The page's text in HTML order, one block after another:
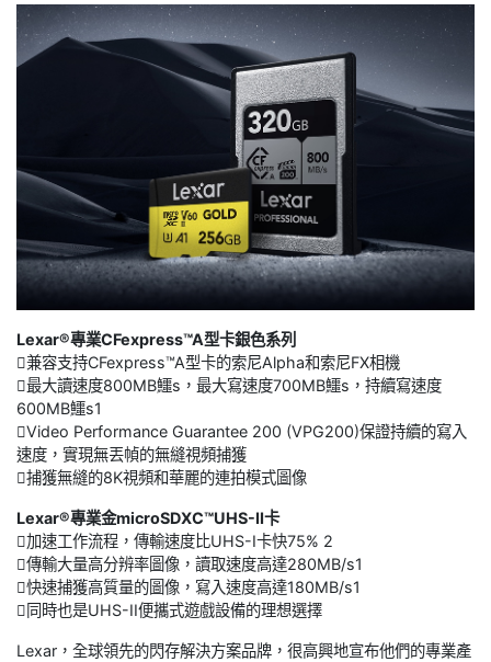
Lexar®專業CFexpress™A型卡銀色系列
兼容支持CFexpress™A型卡的索尼Alpha和索尼FX相機
最大讀速度800MB鱷s，最大寫速度700MB鱷s，持續寫速度
600MB鱷s1
Video Performance Guarantee 200 (VPG200)保證持續的寫入
速度，實現無丟幀的無縫視頻捕獲
捕獲無縫的8K視頻和華麗的連拍模式圖像
Lexar®專業金microSDXC™UHS-II卡
加速工作流程，傳輸速度比UHS-I卡快75% 2
傳輸大量高分辨率圖像，讀取速度高達280MB/s1
快速捕獲高質量的圖像，寫入速度高達180MB/s1
同時也是UHS-II便攜式遊戲設備的理想選擇
Lexar，全球領先的閃存解決方案品牌，很高興地宣布他們的專業產